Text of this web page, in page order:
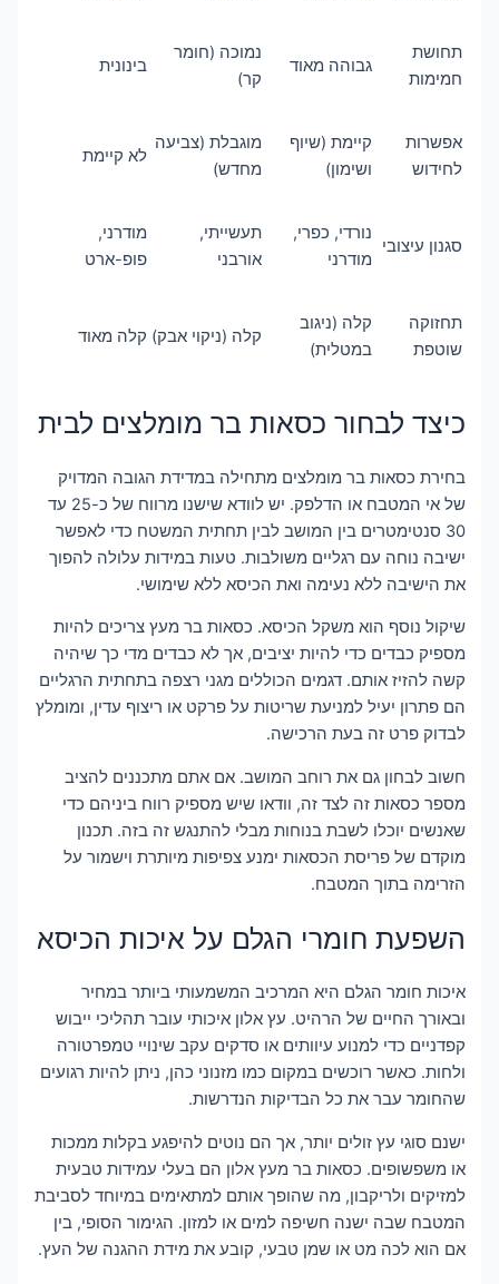
תחושת
חמימות
גבוהה מאוד
נמוכה (חומר
קר)
בינונית
אפשרות
לחידוש
קיימת (שיוף
ושימון)
מוגבלת (צביעה
מחדש)
לא קיימת
סגנון עיצובי
נורדי, כפרי,
מודרני
תעשייתי,
אורבני
מודרני,
פופ-ארט
תחזוקה
שוטפת
קלה (ניגוב
במטלית)
קלה (ניקוי אבק) קלה מאוד
כיצד לבחור כסאות בר מומלצים לבית
בחירת כסאות בר מומלצים מתחילה במדידת הגובה המדויק
של אי המטבח או הדלפק. יש לוודא שישנו מרווח של כ-25 עד
30 סנטימטרים בין המושב לבין תחתית המשטח כדי לאפשר
ישיבה נוחה עם רגליים משולבות. טעות במידות עלולה להפוך
את הישיבה ללא נעימה ואת הכיסא ללא שימושי.
שיקול נוסף הוא משקל הכיסא. כסאות בר מעץ צריכים להיות
מספיק כבדים כדי להיות יציבים, אך לא כבדים מדי כך שיהיה
קשה להזיז אותם. דגמים הכוללים מגני רצפה בתחתית הרגליים
הם פתרון יעיל למניעת שריטות על פרקט או ריצוף עדין, ומומלץ
לבדוק פרט זה בעת הרכישה.
חשוב לבחון גם את רוחב המושב. אם אתם מתכננים להציב
מספר כסאות זה לצד זה, וודאו שיש מספיק רווח ביניהם כדי
שאנשים יוכלו לשבת בנוחות מבלי להתנגש זה בזה. תכנון
מוקדם של פריסת הכסאות ימנע צפיפות מיותרת וישמור על
הזרימה בתוך המטבח.
השפעת חומרי הגלם על איכות הכיסא
איכות חומר הגלם היא המרכיב המשמעותי ביותר במחיר
ובאורך החיים של הרהיט. עץ אלון איכותי עובר תהליכי ייבוש
קפדניים כדי למנוע עיוותים או סדקים עקב שינויי טמפרטורה
ולחות. כאשר רוכשים במקום כמו מזנוני כהן, ניתן להיות רגועים
שהחומר עבר את כל הבדיקות הנדרשות.
ישנם סוגי עץ זולים יותר, אך הם נוטים להיפגע בקלות ממכות
או משפשופים. כסאות בר מעץ אלון הם בעלי עמידות טבעית
למזיקים ולריקבון, מה שהופך אותם למתאימים במיוחד לסביבת
המטבח שבה ישנה חשיפה למים או למזון. הגימור הסופי, בין
אם הוא לכה מט או שמן טבעי, קובע את מידת ההגנה של העץ.